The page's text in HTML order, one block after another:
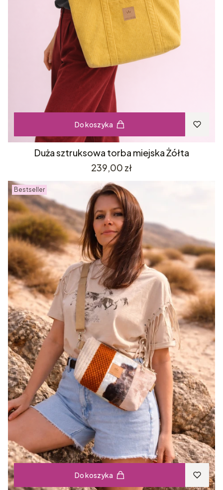
Do koszyka
Duża sztruksowa torba miejska Żółta
Cena
239,00 zł
Bestseller
Do koszyka